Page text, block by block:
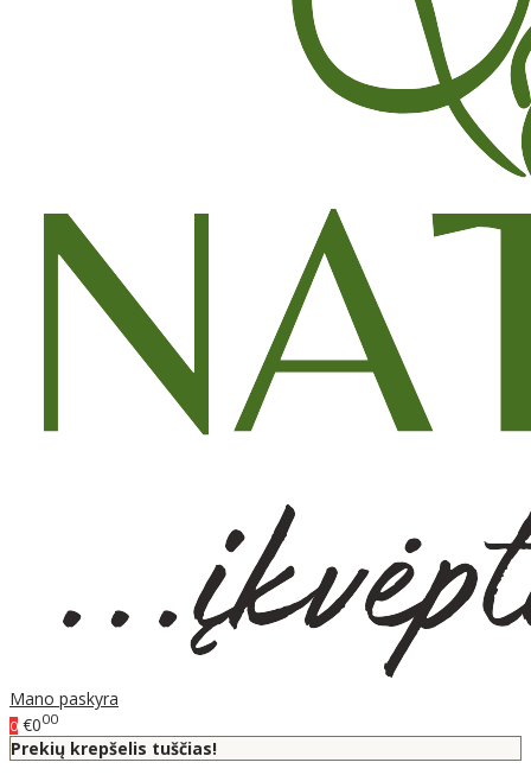
Mano paskyra
0 €000
Prekių krepšelis tuščias!